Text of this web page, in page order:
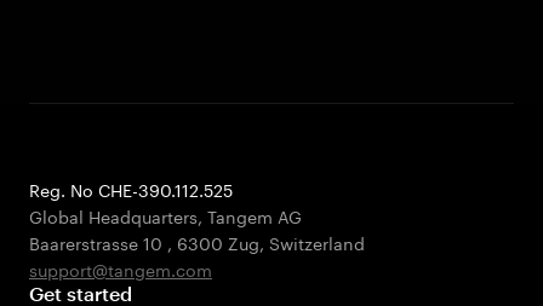
Reg. No CHE-390.112.525
Global Headquarters, Tangem AG
Baarerstrasse 10 , 6300 Zug, Switzerland
support@tangem.com
Get started